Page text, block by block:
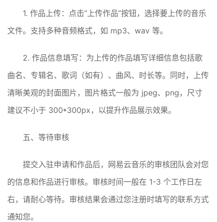
1. 作品上传：点击“上传作品”按钮，选择要上传的音乐
文件。支持多种音频格式，如 mp3、wav 等。
2. 作品信息填写：为上传的作品填写详细信息包括歌
曲名、专辑名、歌词（如有）、曲风、时长等。同时，上传
清晰美观的封面图片，图片格式一般为 jpeg、png，尺寸
建议不小于 300*300px，以提升作品展示效果。
五、等待审核
提交入驻申请和作品后，网易云音乐的审核团队会对您
的信息和作品进行审核。审核时间一般在 1-3 个工作日左
右，请耐心等待。审核结果会通过您注册时填写的联系方式
通知您。